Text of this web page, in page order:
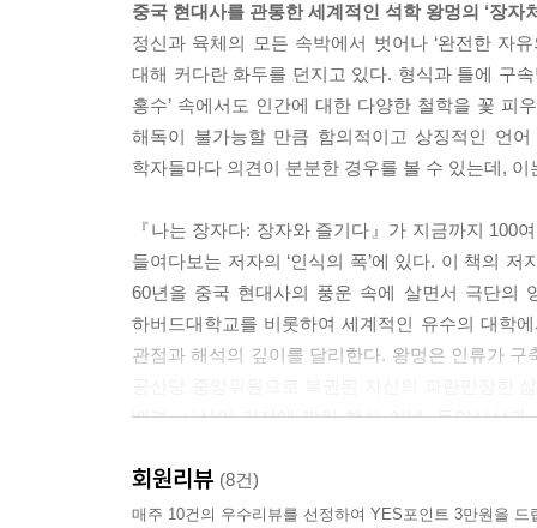
생명의 존재 자체에 대한 부정으로 확대되기도 하
공자는 인생의 고통을 인정하면서도 우선 인생을
서 소요하고 스스로 즐거움을 찾고 세상을 냉소적
르게 하다 --- pp.70~71
혼돈은 중국 전통문화 특유의 전체주의와 일원성
국에 서양의 문물과 학문이 도입되기 전까지는
치를 도출해내면 그걸 어디에 적용시키든 모두 통
는 했지만, 철학과 문예, 청담淸談, 더 나아가 정치
다._응제왕應帝王: 주체성, 염담恬淡, 심장深藏, 변
중국 현대사를 관통한 세계적인 석학 왕멍의 ‘장자
정신과 육체의 모든 속박에서 벗어나 ‘완전한 자
대해 커다란 화두를 던지고 있다. 형식과 틀에 구
홍수’ 속에서도 인간에 대한 다양한 철학을 꽃
해독이 불가능할 만큼 함의적이고 상징적인 언
학자들마다 의견이 분분한 경우를 볼 수 있는데,
『나는 장자다: 장자와 즐기다』가 지금까지
들여다보는 저자의 ‘인식의 폭’에 있다. 이 책의
60년을 중국 현대사의 풍운 속에 살면서 극단의
하버드대학교를 비롯하여 세계적인 유수의 대학
관점과 해석의 깊이를 달리한다. 왕멍은 인류가
배경, 사상의 기저에 깔린 핵심 이념, 동양사상
‘장자처럼 사유하기’를 생생하게 경험하게 된다.
받는다. 때문에 이 책은 장자나 동양사상에 국
회원리뷰 (8건)
매주 10건의 우수리뷰를 선정하여 YES포인트 3만원을 드